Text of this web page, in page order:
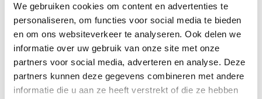
We gebruiken cookies om content en advertenties te
personaliseren, om functies voor social media te bieden
en om ons websiteverkeer te analyseren. Ook delen we
informatie over uw gebruik van onze site met onze
partners voor social media, adverteren en analyse. Deze
partners kunnen deze gegevens combineren met andere
informatie die u aan ze heeft verstrekt of die ze hebben